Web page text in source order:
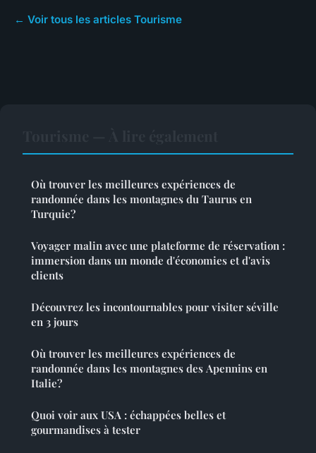
← Voir tous les articles Tourisme
Où trouver les meilleures expériences de
randonnée dans les montagnes du Taurus en
Turquie?
Voyager malin avec une plateforme de réservation :
immersion dans un monde d'économies et d'avis
clients
Découvrez les incontournables pour visiter séville
en 3 jours
Où trouver les meilleures expériences de
randonnée dans les montagnes des Apennins en
Italie?
Quoi voir aux USA : échappées belles et
gourmandises à tester